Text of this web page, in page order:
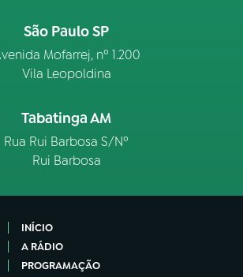
São Paulo SP
Mofarrej, nº 1.200
Vila Leopoldina
Tabatinga AM
Rua Rui Barbosa S/Nº
Rui Barbosa
INÍCIO
A RÁDIO
PROGRAMAÇÃO